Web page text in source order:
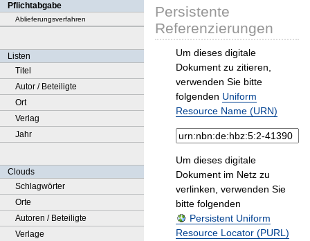
Pflichtabgabe
Ablieferungsverfahren
Listen
Titel
Autor / Beteiligte
Ort
Verlag
Jahr
Clouds
Schlagwörter
Orte
Autoren / Beteiligte
Verlage
Persistente
Referenzierungen
Um dieses digitale
Dokument zu zitieren,
verwenden Sie bitte
folgenden Uniform
Resource Name (URN)
Um dieses digitale
Dokument im Netz zu
verlinken, verwenden Sie
bitte folgenden
Persistent Uniform
Resource Locator (PURL)